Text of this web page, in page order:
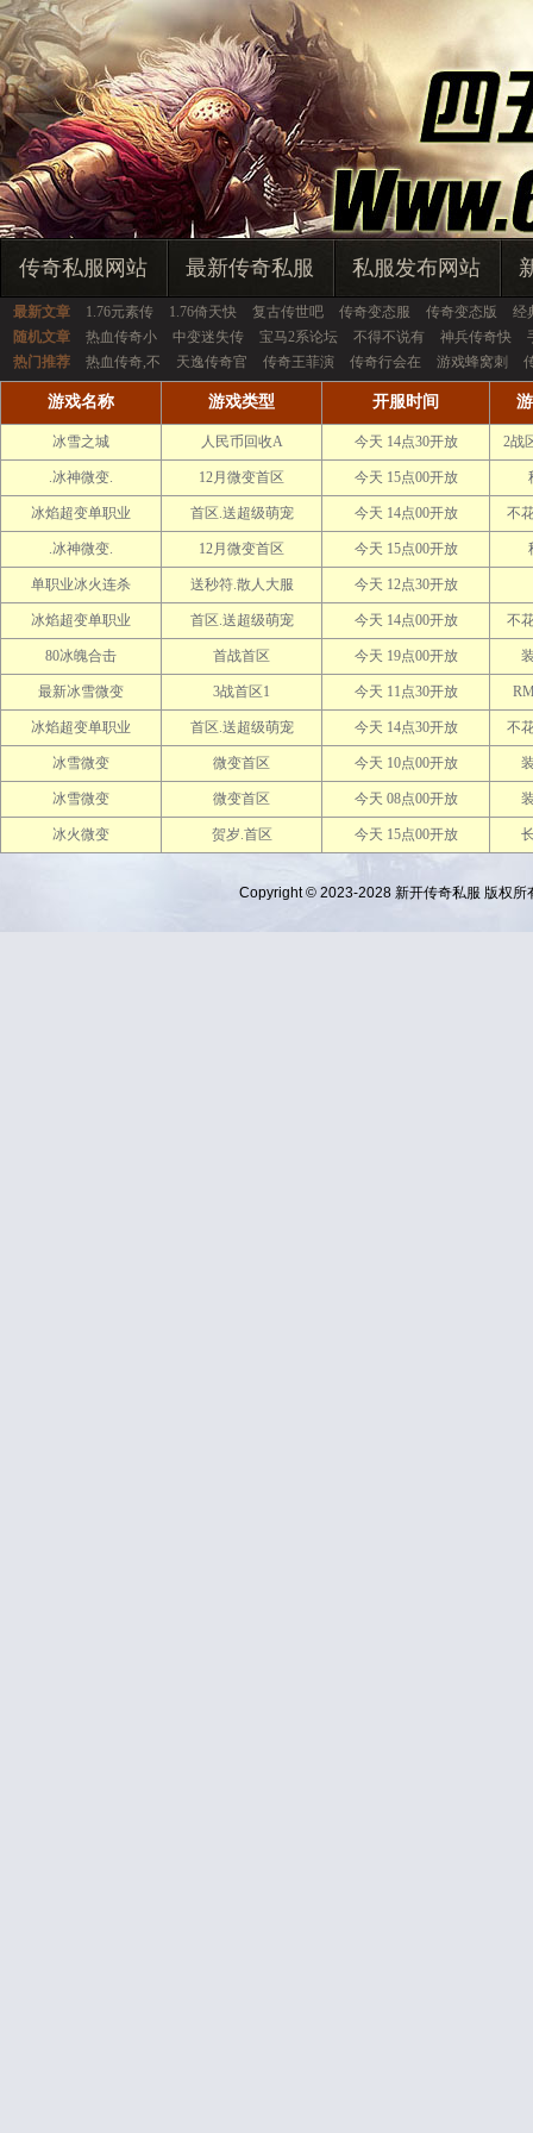
传奇私服网站 最新传奇私服 私服发布网站
最新文章 1.76元素传 1.76倚天快 复古传世吧 传奇变态服 传奇变态版
经
随机文章
热血传奇小 中变迷失传 宝马2系论坛 不得不说有 神兵传奇快
热门推荐
热血传奇,不 天逸传奇官 传奇王菲演 传奇行会在 游戏蜂窝刺
游戏名称 游戏类型 开服时间
冰雪之城 人民币回收A 今天 14点30开放 2战
.冰神微变. 12月微变首区 今天 15点00开放
冰焰超变单职业 首区.送超级萌宠 今天 14点00开放 不
.冰神微变. 12月微变首区 今天 15点00开放
单职业冰火连杀 送秒符.散人大服 今天 12点30开放
冰焰超变单职业 首区.送超级萌宠 今天 14点00开放 不
80冰魄合击 首战首区 今天 19点00开放
最新冰雪微变 3战首区1 今天 11点30开放
冰焰超变单职业 首区.送超级萌宠 今天 14点30开放 不
冰雪微变 微变首区 今天 10点00开放
冰雪微变 微变首区 今天 08点00开放
冰火微变 贺岁.首区 今天 15点00开放
Copyright © 2023-2028 新开传奇私服 版权所